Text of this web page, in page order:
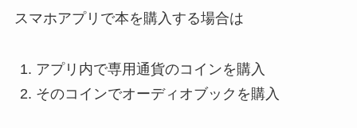
スマホアプリで本を購入する場合は
アプリ内で専用通貨のコインを購入
そのコインでオーディオブックを購入